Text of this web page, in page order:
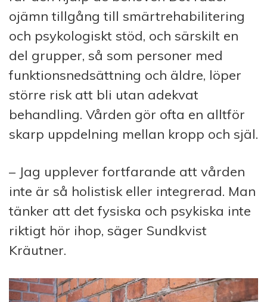
ojämn tillgång till smärtrehabilitering
och psykologiskt stöd, och särskilt en
del grupper, så som personer med
funktionsnedsättning och äldre, löper
större risk att bli utan adekvat
behandling. Vården gör ofta en alltför
skarp uppdelning mellan kropp och själ.
– Jag upplever fortfarande att vården
inte är så holistisk eller integrerad. Man
tänker att det fysiska och psykiska inte
riktigt hör ihop, säger Sundkvist
Kräutner.